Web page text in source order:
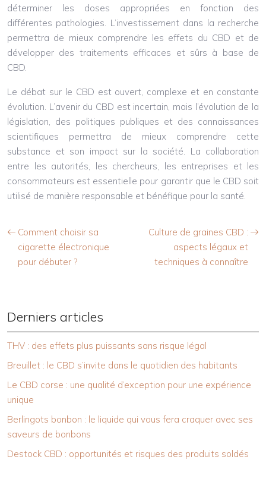
déterminer les doses appropriées en fonction des
différentes pathologies. L’investissement dans la recherche
permettra de mieux comprendre les effets du CBD et de
développer des traitements efficaces et sûrs à base de
CBD.
Le débat sur le CBD est ouvert, complexe et en constante
évolution. L’avenir du CBD est incertain, mais l’évolution de la
législation, des politiques publiques et des connaissances
scientifiques permettra de mieux comprendre cette
substance et son impact sur la société. La collaboration
entre les autorités, les chercheurs, les entreprises et les
consommateurs est essentielle pour garantir que le CBD soit
utilisé de manière responsable et bénéfique pour la santé.
Comment choisir sa
cigarette électronique
pour débuter ?
Culture de graines CBD :
aspects légaux et
techniques à connaître
Derniers articles
THV : des effets plus puissants sans risque légal
Breuillet : le CBD s’invite dans le quotidien des habitants
Le CBD corse : une qualité d’exception pour une expérience
unique
Berlingots bonbon : le liquide qui vous fera craquer avec ses
saveurs de bonbons
Destock CBD : opportunités et risques des produits soldés